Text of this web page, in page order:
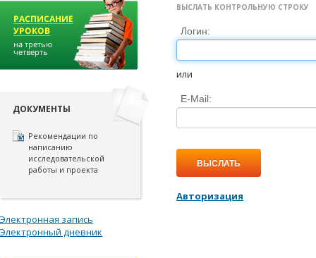
ВЫСЛАТЬ КОНТРОЛЬНУЮ СТРОКУ
Логин:
или
E-Mail:
ВЫСЛАТЬ
Авторизация
ДОКУМЕНТЫ
Рекомендации по
написанию
исследовательской
работы и проекта
Электронная запись
Электронный дневник